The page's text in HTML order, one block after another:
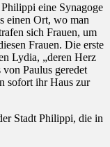
eine Synagoge
einen Ort, wo man
sich Frauen, um
Frauen. Die erste
Lydia, „deren Herz
Paulus geredet
sofort ihr Haus zur
Stadt Philippi, die in